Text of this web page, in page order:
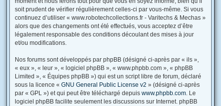
soit prudent de vérifier régulièrement celles-ci par vous-même. Si vous
continuez d’utiliser « www.robotechcollections.fr - Varitechs & Mechas »
alors que des changements ont été effectués, vous acceptez d’être
légalement responsable des conditions découlant des mises à jour
et/ou modifications.
Nos forums sont développés par phpBB (désigné ci-après par « ils »,
« eux », « leur », « logiciel phpBB », « www.phpbb.com », « phpBB
Limited », « Équipes phpBB ») qui est un script libre de forum, déclaré
sous la licence « GNU General Public License v2 » (désigné ci-après
par « GPL ») et qui peut être téléchargé depuis www.phpbb.com. Le
logiciel phpBB facilite seulement les discussions sur Internet. phpBB